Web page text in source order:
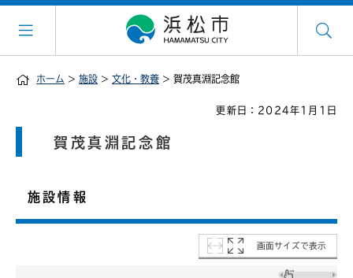
ホーム > 施設 > 文化・教養 > 賀茂真淵記念館
更新日：2024年1月1日
賀茂真淵記念館
施設情報
画面サイズで表示